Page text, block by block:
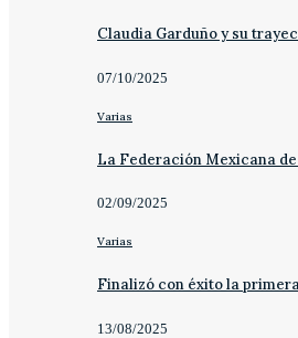
Claudia Garduño y su
07/10/2025
Varias
La Federación Mexicana
02/09/2025
Varias
Finalizó con éxito la
13/08/2025